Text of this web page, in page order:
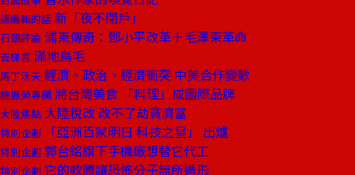
總編輯的話 新「夜不閉戶」
石頭評論 浦東傳奇：鄧小平改革＋毛澤東革命
去梯言 滿地鳥毛
馬丁沃夫 經濟、政治、經濟衝突 中美合作變數
施振榮專欄 將台灣美食 「料理」成國際品牌
大陸焦點 大陸稅改 改不了劫貧濟富
特別企劃 「亞洲百家明日 科技之星」 出爐
特別企劃 郭台銘旗下手機廠想替它代工
特別企劃 它的軟體讓恐怖分子無所遁形